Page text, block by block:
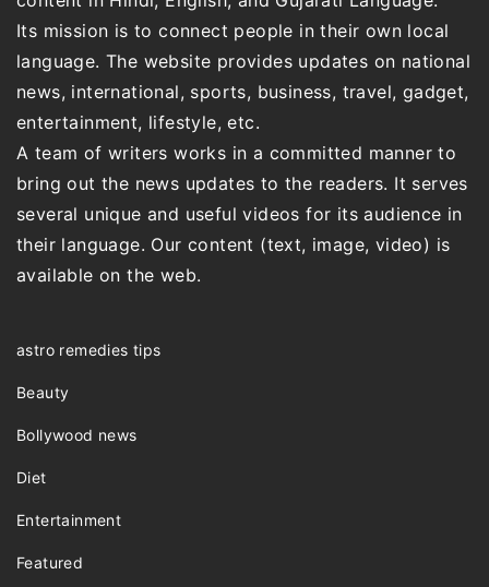
Its mission is to connect people in their own local
language. The website provides updates on national
news, international, sports, business, travel, gadget,
entertainment, lifestyle, etc.
A team of writers works in a committed manner to
bring out the news updates to the readers. It serves
several unique and useful videos for its audience in
their language. Our content (text, image, video) is
available on the web.
astro remedies tips
Beauty
Bollywood news
Diet
Entertainment
Featured